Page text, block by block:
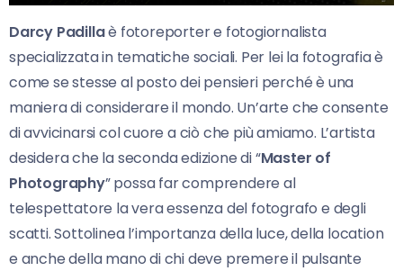
Darcy Padillaè fotoreporter e fotogiornalista
specializzata in tematiche sociali. Per lei la fotografia è
come se stesse al posto dei pensieri perché è una
maniera di considerare il mondo. Un’arte che consente
di avvicinarsi col cuore a ciò che più amiamo. L’artista
desidera che la seconda edizione di “Master of
Photography” possa far comprendere al
telespettatore la vera essenza del fotografo e degli
scatti. Sottolinea l’importanza della luce, della location
e anche della mano di chi deve premere il pulsante